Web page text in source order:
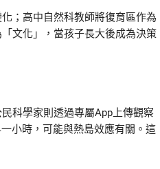
；高中自然科教師將復育區作為
文化」，當孩子長大後成為決策
科學家則透過專屬App上傳觀察
小時，可能與熱島效應有關。這